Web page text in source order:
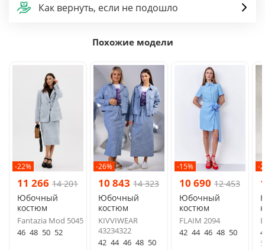
Как вернуть, если не подошло
Похожие модели
-22%
11 266 14 201
Юбочный
костюм
Fantazia Mod 5045
46 48 50 52
-26%
10 843 14 323
Юбочный
костюм
KIVVIWEAR
43234322
42 44 46 48 50
-15%
10 690 12 453
Юбочный
костюм
FLAIM 2094
42 44 46 48 50
-